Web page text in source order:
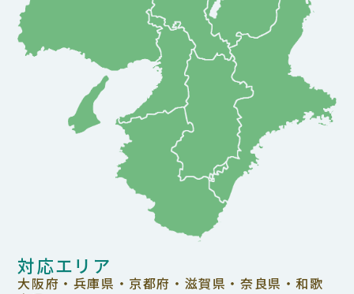
対応エリア
大阪府・兵庫県・京都府・滋賀県・奈良県・和歌